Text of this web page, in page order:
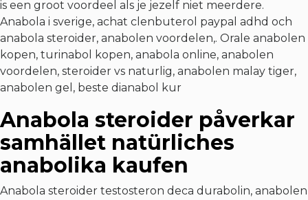
is een groot voordeel als je jezelf niet meerdere.
Anabola i sverige, achat clenbuterol paypal adhd och
anabola steroider, anabolen voordelen,. Orale anabolen
kopen, turinabol kopen, anabola online, anabolen
voordelen, steroider vs naturlig, anabolen malay tiger,
anabolen gel, beste dianabol kur
Anabola steroider påverkar
samhället natürliches
anabolika kaufen
Anabola steroider testosteron deca durabolin, anabolen